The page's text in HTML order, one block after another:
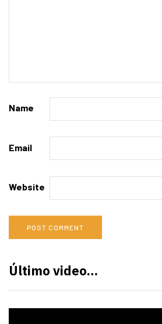
Name
Email
Website
Último video…